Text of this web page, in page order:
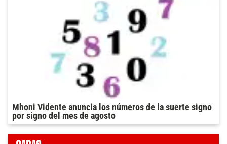
Mhoni Vidente anuncia los números de la suerte signo
por signo del mes de agosto